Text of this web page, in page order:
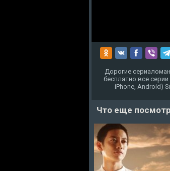
Дорогие
бесплатно все
iPhone, Android)
Что еще